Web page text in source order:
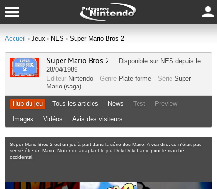
Accueil › Jeux › NES › Super Mario Bros 2
Super Mario Bros 2 Disponible sur NES depuis le
28/04/1989
Editeur Nintendo Genre Plate-forme Série Super
Mario (saga)
Hub du jeu Tous les articles News Test Preview
Images Vidéos Avis des visiteurs
Super Mario Bros 2 est un jeu à part dans la série des Mario. A vrai dire, ce n'était pas
sensé être un Mario, Nintendo adaptant le jeu Doki Doki Panic pour le marché
occidental.